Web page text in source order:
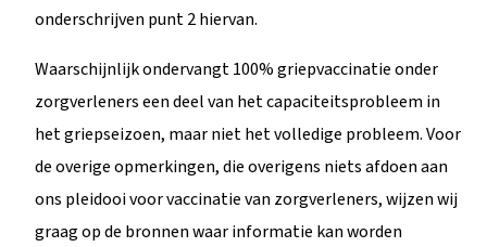
onderschrijven punt 2 hiervan.
Waarschijnlijk ondervangt 100% griepvaccinatie onder
zorgverleners een deel van het capaciteitsprobleem in
het griepseizoen, maar niet het volledige probleem. Voor
de overige opmerkingen, die overigens niets afdoen aan
ons pleidooi voor vaccinatie van zorgverleners, wijzen wij
graag op de bronnen waar informatie kan worden